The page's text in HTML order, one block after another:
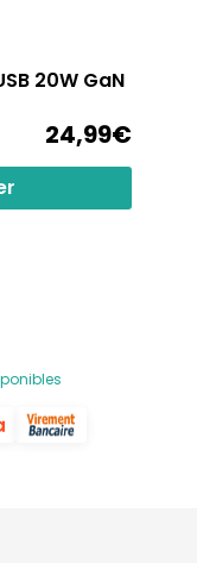
20W GaN
24,99€